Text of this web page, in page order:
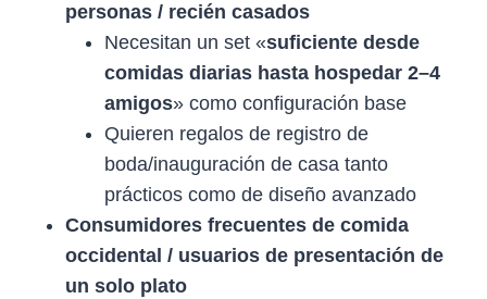
personas / recién casados
Necesitan un set «suficiente desde
comidas diarias hasta hospedar 2–4
amigos» como configuración base
Quieren regalos de registro de
boda/inauguración de casa tanto
prácticos como de diseño avanzado
Consumidores frecuentes de comida
occidental / usuarios de presentación de
un solo plato